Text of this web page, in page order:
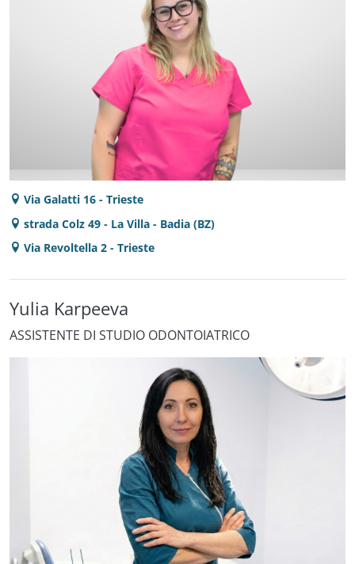
Via Galatti 16 - Trieste
strada Colz 49 - La Villa - Badia (BZ)
Via Revoltella 2 - Trieste
Yulia Karpeeva
ASSISTENTE DI STUDIO ODONTOIATRICO